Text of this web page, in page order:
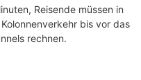
Reisende müssen in
bis vor das
rechnen.